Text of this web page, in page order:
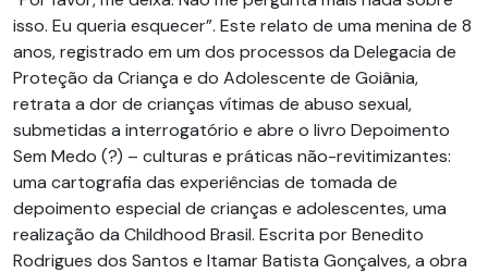
isso. Eu queria esquecer”. Este relato de uma menina de 8
anos, registrado em um dos processos da Delegacia de
Proteção da Criança e do Adolescente de Goiânia,
retrata a dor de crianças vítimas de abuso sexual,
submetidas a interrogatório e abre o livro Depoimento
Sem Medo (?) – culturas e práticas não-revitimizantes:
uma cartografia das experiências de tomada de
depoimento especial de crianças e adolescentes, uma
realização da Childhood Brasil. Escrita por Benedito
Rodrigues dos Santos e Itamar Batista Gonçalves, a obra